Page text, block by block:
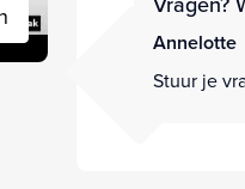
Annelotte
Stuur je